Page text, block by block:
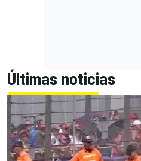
Últimas noticias